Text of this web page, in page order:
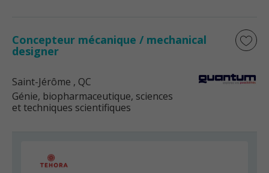
Concepteur mécanique / mechanical
designer
Saint-Jérôme , QC
Génie, biopharmaceutique, sciences
et techniques scientifiques